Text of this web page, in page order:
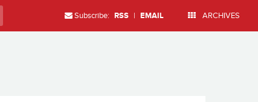
Subscribe: RSS | EMAIL ARCHIVES